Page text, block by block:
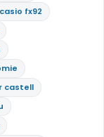
casio fx92
castell